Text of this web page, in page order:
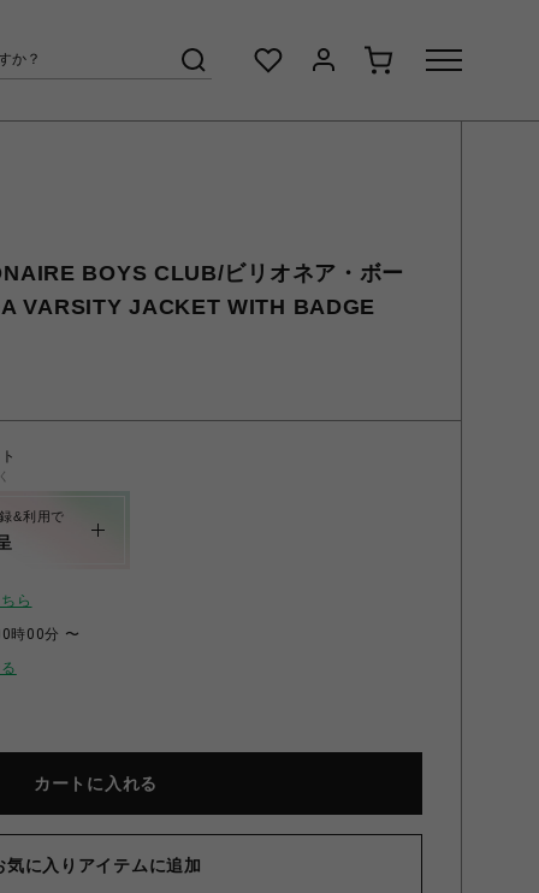
BOYS CLUB/ビリオネア・ボー
VARSITY JACKET WITH BADGE
&利用で
ら
時00分 〜
カートに入れる
気に入りアイテムに追加